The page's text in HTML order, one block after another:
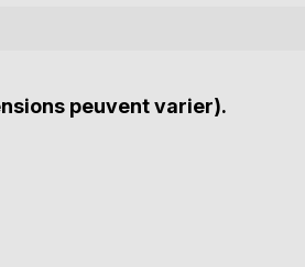
peuvent varier).